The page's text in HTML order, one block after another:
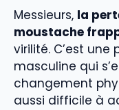
Messieurs, la
moustache
virilité. C’est
masculine qui
changement
aussi difficile à